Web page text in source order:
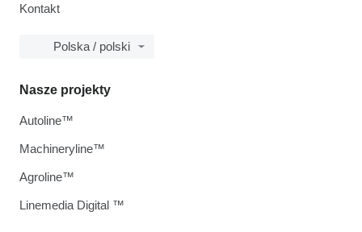
Kontakt
Polska / polski
Nasze projekty
Autoline™
Machineryline™
Agroline™
Linemedia Digital ™